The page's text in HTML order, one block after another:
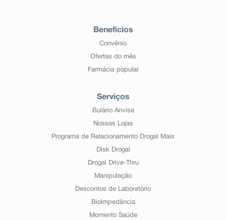
Benefícios
Convênio
Ofertas do mês
Farmácia popular
Serviços
Bulário Anvisa
Nossas Lojas
Programa de Relacionamento Drogal Mais
Disk Drogal
Drogal Drive-Thru
Manipulação
Descontos de Laboratório
Bioimpedância
Momento Saúde